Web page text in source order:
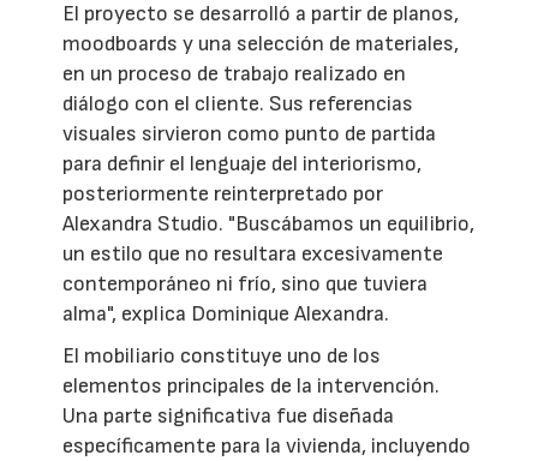
El proyecto se desarrolló a partir de planos,
moodboards y una selección de materiales,
en un proceso de trabajo realizado en
diálogo con el cliente. Sus referencias
visuales sirvieron como punto de partida
para definir el lenguaje del interiorismo,
posteriormente reinterpretado por
Alexandra Studio. "Buscábamos un equilibrio,
un estilo que no resultara excesivamente
contemporáneo ni frío, sino que tuviera
alma", explica Dominique Alexandra.
El mobiliario constituye uno de los
elementos principales de la intervención.
Una parte significativa fue diseñada
específicamente para la vivienda, incluyendo